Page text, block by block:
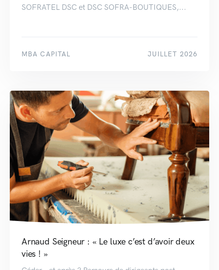
SOFRATEL DSC et DSC SOFRA-BOUTIQUES,...
MBA CAPITAL JUILLET 2026
Arnaud Seigneur : « Le luxe c’est d’avoir deux
vies ! »